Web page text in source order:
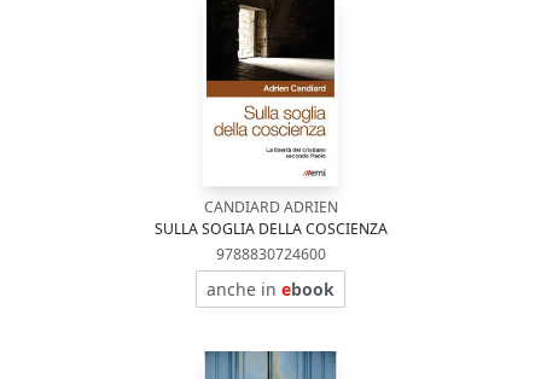
CANDIARD ADRIEN
SULLA SOGLIA DELLA COSCIENZA
9788830724600
anche in ebook